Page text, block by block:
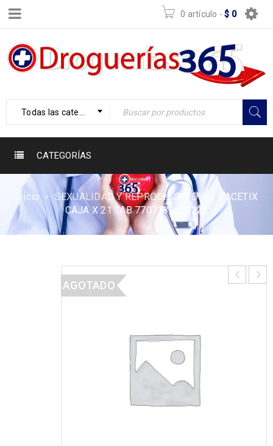
0 artículo - $ 0
Todas las categorías
CATEGORÍAS
Inicio › SEXUALIDAD Y REPRODUCTIVOS
FACETIX
CAJA X 21 TAB 7707189520222
AGOTADO